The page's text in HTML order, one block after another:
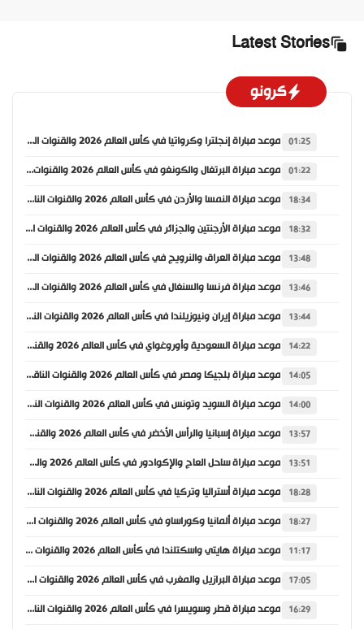
Latest Stories
كرونو
01:25 موعد مباراة إنجلترا وكرواتيا في كأس العالم 2026 والقنوات الناقلة
01:22 موعد مباراة البرتغال والكونغو في كأس العالم 2026 والقنوات الناقلة
18:34 موعد مباراة النمسا والأردن في كأس العالم 2026 والقنوات الناقلة
18:32 موعد مباراة الأرجنتين والجزائر في كأس العالم 2026 والقنوات الناقلة
13:48 موعد مباراة العراق والنرويج في كأس العالم 2026 والقنوات الناقلة
13:46 موعد مباراة فرنسا والسنغال في كأس العالم 2026 والقنوات الناقلة
13:44 موعد مباراة إيران ونيوزيلندا في كأس العالم 2026 والقنوات الناقلة
14:22 موعد مباراة السعودية وأوروغواي في كأس العالم 2026 والقنوات الناقلة
14:05 موعد مباراة بلجيكا ومصر في كأس العالم 2026 والقنوات الناقلة
14:00 موعد مباراة السويد وتونس في كأس العالم 2026 والقنوات الناقلة
13:57 موعد مباراة إسبانيا والرأس الأخضر في كأس العالم 2026 والقنوات الناقلة
13:51 موعد مباراة ساحل العاج والإكوادور في كأس العالم 2026 والقنوات الناقلة
18:28 موعد مباراة أستراليا وتركيا في كأس العالم 2026 والقنوات الناقلة
18:27 موعد مباراة ألمانيا وكوراساو في كأس العالم 2026 والقنوات الناقلة
11:17 موعد مباراة هايتي واسكتلندا في كأس العالم 2026 والقنوات الناقلة
17:05 موعد مباراة البرازيل والمغرب في كأس العالم 2026 والقنوات الناقلة
16:29 موعد مباراة قطر وسويسرا في كأس العالم 2026 والقنوات الناقلة